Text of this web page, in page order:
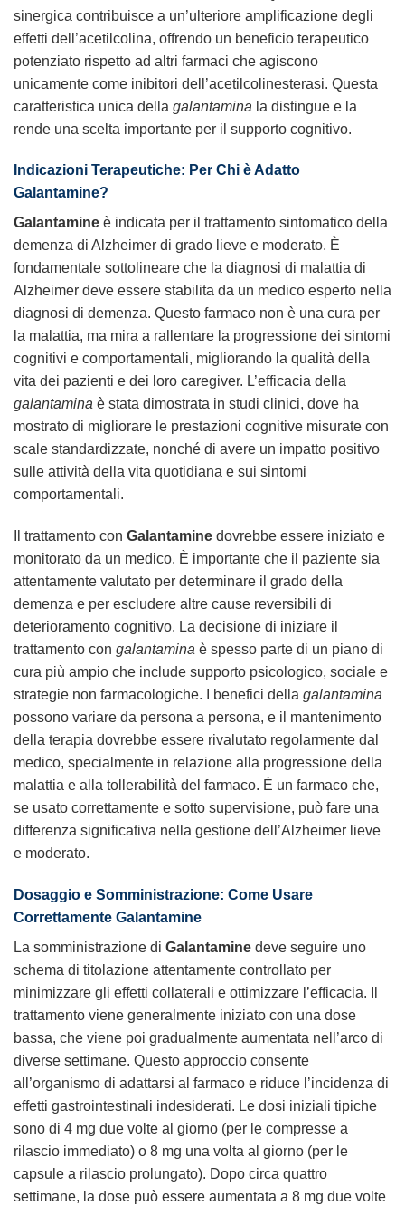
sinergica contribuisce a un’ulteriore amplificazione degli
effetti dell’acetilcolina, offrendo un beneficio terapeutico
potenziato rispetto ad altri farmaci che agiscono
unicamente come inibitori dell’acetilcolinesterasi. Questa
caratteristica unica della galantamina la distingue e la
rende una scelta importante per il supporto cognitivo.
Indicazioni Terapeutiche: Per Chi è Adatto
Galantamine?
Galantamine è indicata per il trattamento sintomatico della
demenza di Alzheimer di grado lieve e moderato. È
fondamentale sottolineare che la diagnosi di malattia di
Alzheimer deve essere stabilita da un medico esperto nella
diagnosi di demenza. Questo farmaco non è una cura per
la malattia, ma mira a rallentare la progressione dei sintomi
cognitivi e comportamentali, migliorando la qualità della
vita dei pazienti e dei loro caregiver. L’efficacia della
galantamina è stata dimostrata in studi clinici, dove ha
mostrato di migliorare le prestazioni cognitive misurate con
scale standardizzate, nonché di avere un impatto positivo
sulle attività della vita quotidiana e sui sintomi
comportamentali.
Il trattamento con Galantamine dovrebbe essere iniziato e
monitorato da un medico. È importante che il paziente sia
attentamente valutato per determinare il grado della
demenza e per escludere altre cause reversibili di
deterioramento cognitivo. La decisione di iniziare il
trattamento con galantamina è spesso parte di un piano di
cura più ampio che include supporto psicologico, sociale e
strategie non farmacologiche. I benefici della galantamina
possono variare da persona a persona, e il mantenimento
della terapia dovrebbe essere rivalutato regolarmente dal
medico, specialmente in relazione alla progressione della
malattia e alla tollerabilità del farmaco. È un farmaco che,
se usato correttamente e sotto supervisione, può fare una
differenza significativa nella gestione dell’Alzheimer lieve
e moderato.
Dosaggio e Somministrazione: Come Usare
Correttamente Galantamine
La somministrazione di Galantamine deve seguire uno
schema di titolazione attentamente controllato per
minimizzare gli effetti collaterali e ottimizzare l’efficacia. Il
trattamento viene generalmente iniziato con una dose
bassa, che viene poi gradualmente aumentata nell’arco di
diverse settimane. Questo approccio consente
all’organismo di adattarsi al farmaco e riduce l’incidenza di
effetti gastrointestinali indesiderati. Le dosi iniziali tipiche
sono di 4 mg due volte al giorno (per le compresse a
rilascio immediato) o 8 mg una volta al giorno (per le
capsule a rilascio prolungato). Dopo circa quattro
settimane, la dose può essere aumentata a 8 mg due volte